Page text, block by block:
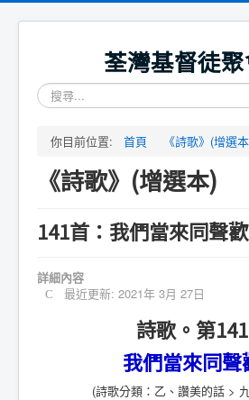
荃灣基督徒
搜
尋...
你目前位置:
首頁 《詩歌》(增選
《詩歌》(增選本)
141首：我們當來同聲
詳細內容
最近更新: 2021年 3月 27日
詩歌。第
我們當來同聲
(詩歌分類：乙、讚美的話 >